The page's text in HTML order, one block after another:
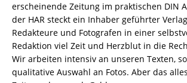
erscheinende Zeitung im praktischen DIN
der HAR steckt ein Inhaber geführter
Redakteure und Fotografen in einer
Redaktion viel Zeit und Herzblut in die
Wir arbeiten intensiv an unseren Texten,
qualitative Auswahl an Fotos. Aber das